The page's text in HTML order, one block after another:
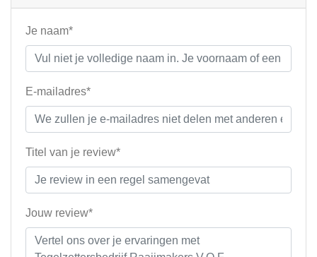
Je naam*
E-mailadres*
Titel van je review*
Jouw review*